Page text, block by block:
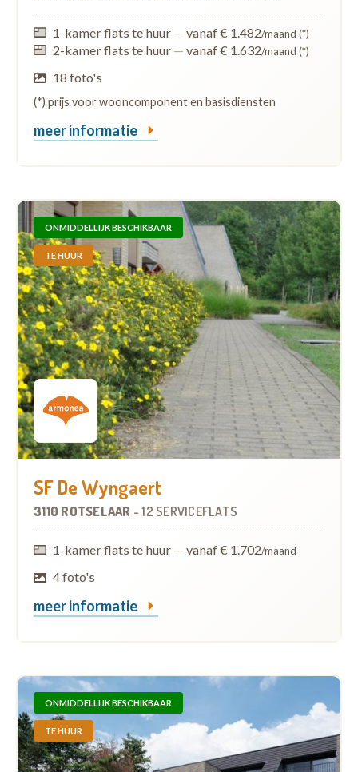
1-kamer flats te huur — vanaf € 1.482/maand (*)
2-kamer flats te huur — vanaf € 1.632/maand (*)
18 foto's
(*) prijs voor wooncomponent en basisdiensten
meer informatie
ONMIDDELLIJK BESCHIKBAAR
TE HUUR
SF De Wyngaert
3110 ROTSELAAR -12 SERVICEFLATS
1-kamer flats te huur — vanaf € 1.702/maand
4 foto's
meer informatie
ONMIDDELLIJK BESCHIKBAAR
TE HUUR